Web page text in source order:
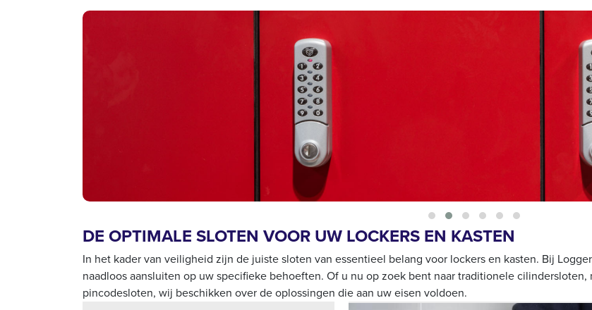
DE OPTIMALE SLOTEN VOOR UW LOCKERS EN KASTEN
In het kader van veiligheid zijn de juiste sloten van essentieel belang voor lockers en kasten. Bij
naadloos aansluiten op uw specifieke behoeften. Of u nu op zoek bent naar traditionele
pincodesloten, wij beschikken over de oplossingen die aan uw eisen voldoen.